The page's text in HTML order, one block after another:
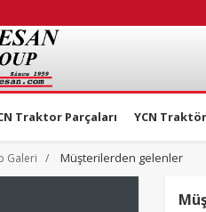
Traktor Parçaları YCN Traktör
Galeri Müşterilerden gelenler